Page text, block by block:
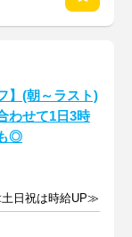
】(朝～ラスト)
わせて1日3時
◎
日祝は時給UP≫